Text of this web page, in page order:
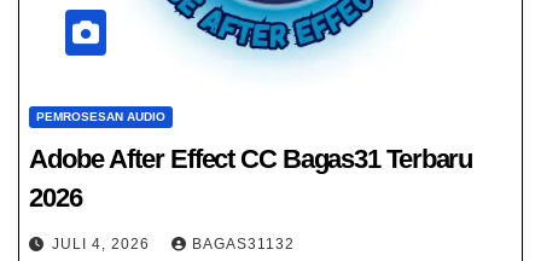
PEMROSESAN AUDIO
Adobe After Effect CC Bagas31​ Terbaru
2026
JULI 4, 2026 BAGAS31132